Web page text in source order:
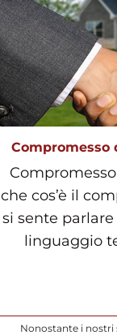
Compromesso
che cos’è il
si sente
linguaggio
Nonostante i